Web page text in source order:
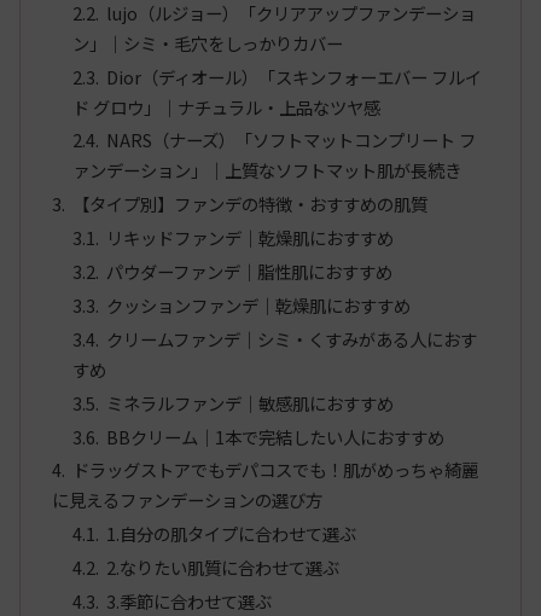
lujo（ルジョー）「クリアアップファンデーショ
ン」｜シミ・毛穴をしっかりカバー
Dior（ディオール）「スキンフォーエバー フルイ
ド グロウ」｜ナチュラル・上品なツヤ感
NARS（ナーズ）「ソフトマットコンプリート フ
ァンデーション」｜上質なソフトマット肌が長続き
【タイプ別】ファンデの特徴・おすすめの肌質
リキッドファンデ｜乾燥肌におすすめ
パウダーファンデ｜脂性肌におすすめ
クッションファンデ｜乾燥肌におすすめ
クリームファンデ｜シミ・くすみがある人におす
すめ
ミネラルファンデ｜敏感肌におすすめ
BBクリーム｜1本で完結したい人におすすめ
ドラッグストアでもデパコスでも！肌がめっちゃ綺麗
に見えるファンデーションの選び方
1.自分の肌タイプに合わせて選ぶ
2.なりたい肌質に合わせて選ぶ
3.季節に合わせて選ぶ